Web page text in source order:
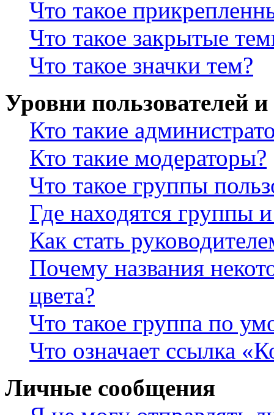
Что такое
Что такое закрытые
Что такое значки тем?
Уровни пользователей
Кто такие
Кто такие модераторы?
Что такое группы
Где находятся группы
Как стать
Почему названия
цвета?
Что такое группа по
Что означает ссылка
Личные сообщения